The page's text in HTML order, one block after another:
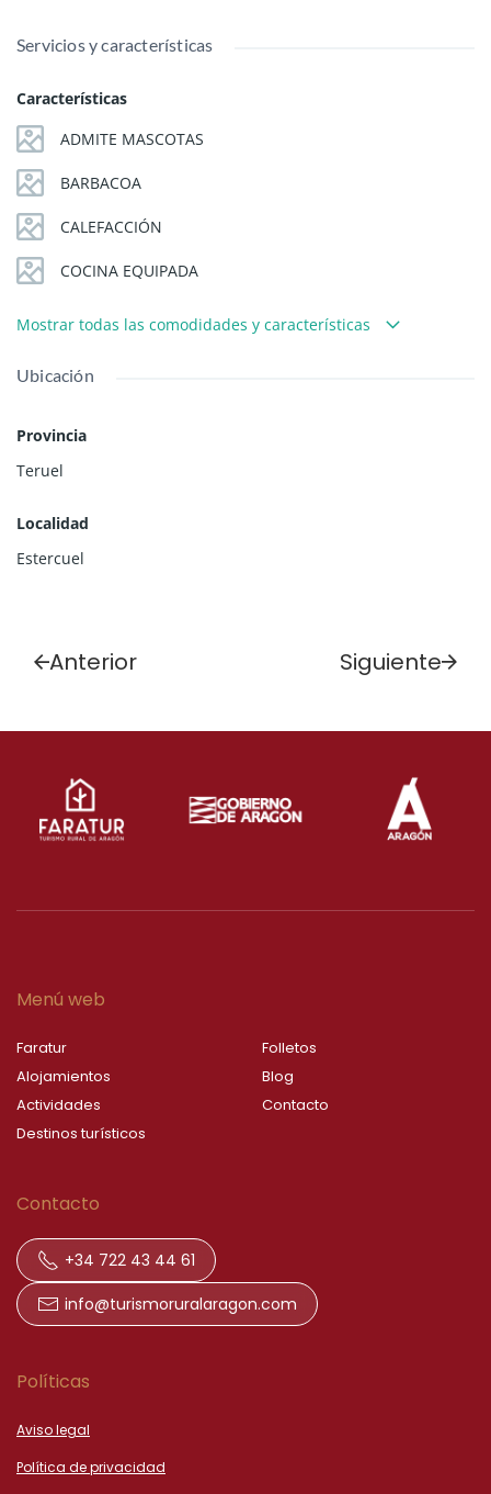
Servicios y características
Características
ADMITE MASCOTAS
BARBACOA
CALEFACCIÓN
COCINA EQUIPADA
Mostrar todas las comodidades y características
Ubicación
Provincia
Teruel
Localidad
Estercuel
Anterior Siguiente
Menú web
Faratur
Alojamientos
Actividades
Destinos turísticos
Folletos
Blog
Contacto
Contacto
+34 722 43 44 61
info@turismoruralaragon.com
Políticas
Aviso legal
Política de privacidad